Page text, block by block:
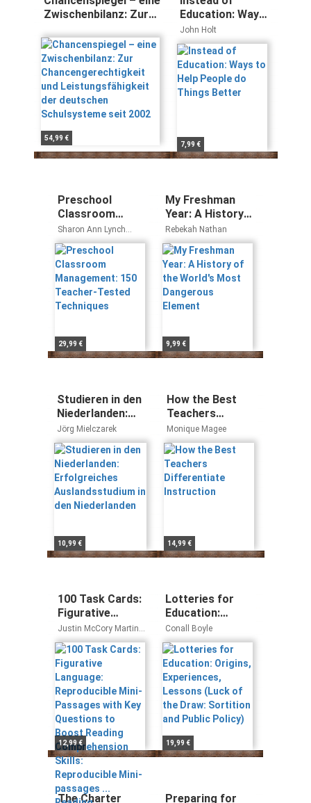
Zwischenbilanz: Zur
und
Leistungsfähigkeit
der deutschen
Schulsysteme seit
2002
54,99 €
Education: Ways
to Help People
do Things
Better
John Holt
7,99 €
Preschool
Classroom
Management:
150 Teacher-
Tested
Techniques
Sharon Ann Lynch
Laverne Warner
29,99 €
My Freshman
Year: A History
of the World's
Most Dangerous
Element
Rebekah Nathan
9,99 €
Studieren in den
Niederlanden:
Erfolgreiches
Auslandsstudium
in den
Niederlanden
Jörg Mielczarek
10,99 €
How the Best
Teachers
Differentiate
Instruction
Monique Magee
14,99 €
100 Task Cards:
Figurative
Language:
Reproducible
Mini-Passages
with Key
Questions to
Boost Reading
Comprehension
Skills:
Reproducible
Mini-passages ...
Reading
Comprehension
Skills, Grades 4-
Justin McCory Martin
Carol Ghiglieri
12,99 €
Lotteries for
Education:
Origins,
Experiences,
Lessons (Luck
of the Draw:
Sortition and
Public Policy)
Conall Boyle
19,99 €
The Charter
Preparing for